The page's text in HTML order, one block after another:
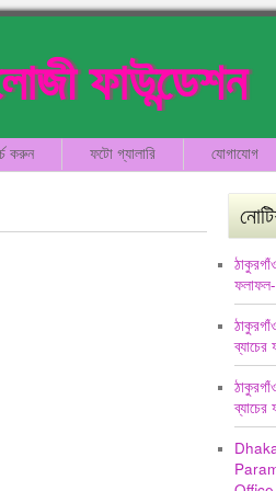
ফাউন্ডেশন
করুন ফটো গ্যালারি যোগাযোগ